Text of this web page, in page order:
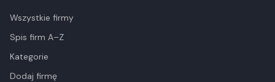
Wszystkie firmy
Spis firm A–Z
Kategorie
Dodaj firmę